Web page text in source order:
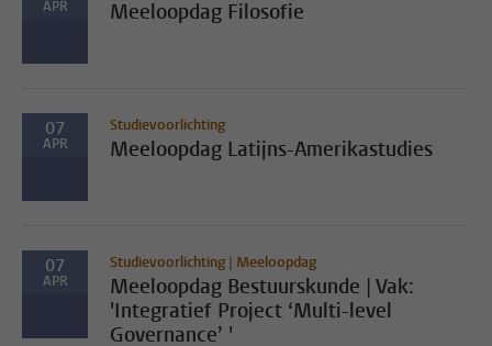
APR Meeloopdag Filosofie
07
APR
Studievoorlichting
Meeloopdag Latijns-Amerikastudies
07
APR
Studievoorlichting | Meeloopdag
Meeloopdag Bestuurskunde | Vak:
'Integratief Project ‘Multi-level
Governance’ '